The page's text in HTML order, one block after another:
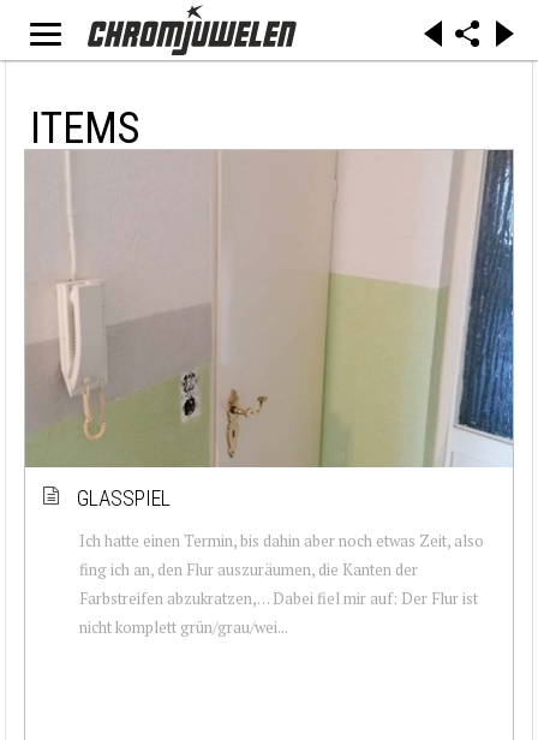
ITEMS
GLASSPIEL
Ich hatte einen Termin, bis dahin aber noch etwas Zeit, also
fing ich an, den Flur auszuräumen, die Kanten der
Farbstreifen abzukratzen,… Dabei fiel mir auf: Der Flur ist
nicht komplett grün/grau/wei...